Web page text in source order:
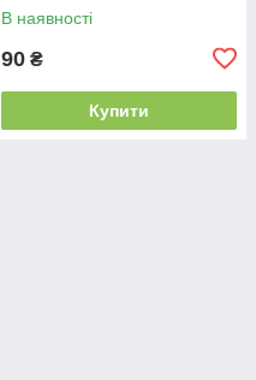
В наявності
90 ₴
Купити